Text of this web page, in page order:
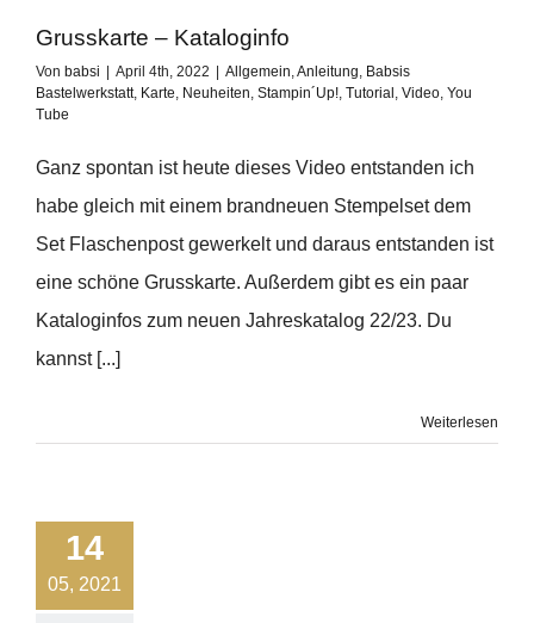
Grusskarte – Kataloginfo
Von babsi April 4th, 2022 Allgemein,Anleitung, Babsis
Bastelwerkstatt, Karte, Neuheiten, Stampin´Up!, Tutorial , Video, You
Tube
Ganz spontan ist heute dieses Video entstanden ich
habe gleich mit einem brandneuen Stempelset dem
Set Flaschenpost gewerkelt und daraus entstanden ist
eine schöne Grusskarte. Außerdem gibt es ein paar
Kataloginfos zum neuen Jahreskatalog 22/23. Du
kannst [...]
Weiterlesen
14
05, 2021